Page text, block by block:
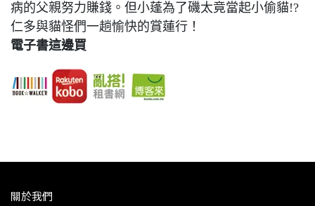
病的父親努力賺錢。但小蓬為了磯太竟當起小偷貓!?
仁多與貓怪們一趟愉快的賞蓮行！
電子書這邊買
關於我們